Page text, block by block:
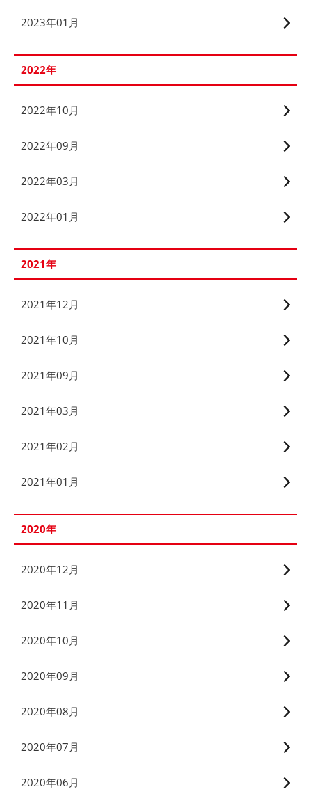
2023年01月
2022年
2022年10月
2022年09月
2022年03月
2022年01月
2021年
2021年12月
2021年10月
2021年09月
2021年03月
2021年02月
2021年01月
2020年
2020年12月
2020年11月
2020年10月
2020年09月
2020年08月
2020年07月
2020年06月